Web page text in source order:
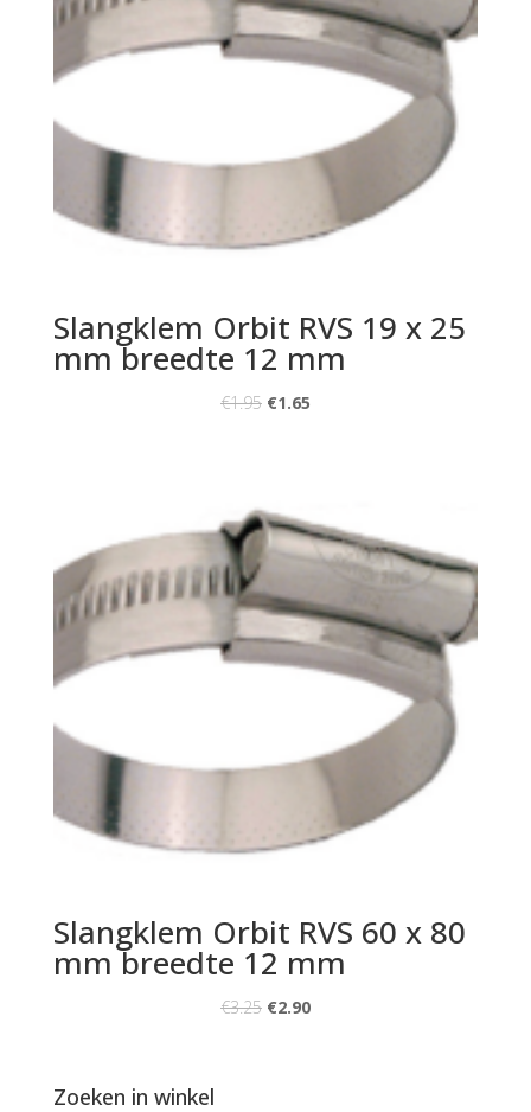
Slangklem Orbit RVS 19 x 25
mm breedte 12 mm
€1.95 €1.65
Slangklem Orbit RVS 60 x 80
mm breedte 12 mm
€3.25 €2.90
Zoeken in winkel